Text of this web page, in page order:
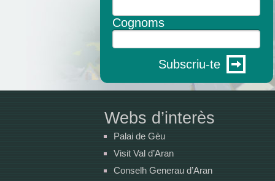
Cognoms
Subscriu-te
Webs d’interès
Palai de Gèu
Visit Val d’Aran
Conselh Generau d’Aran